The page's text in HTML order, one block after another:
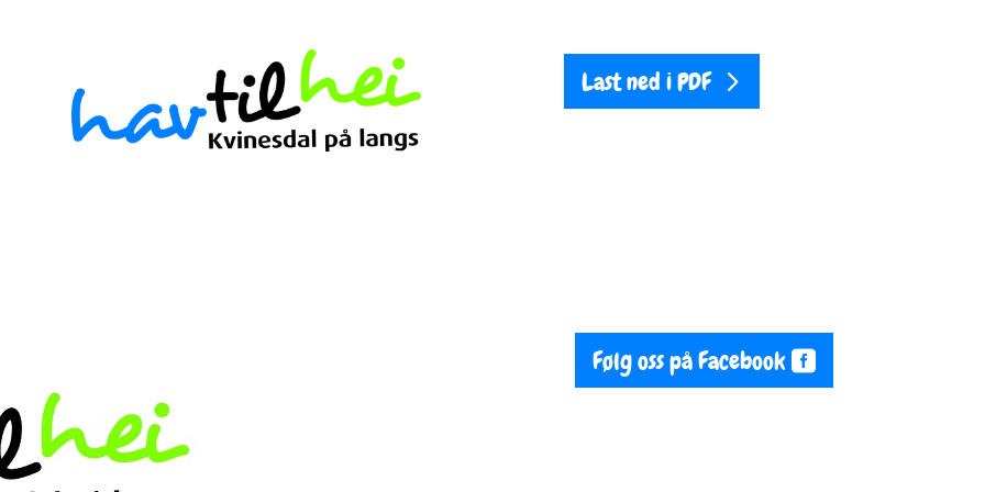
Last ned i PDF
Følg oss på Facebook